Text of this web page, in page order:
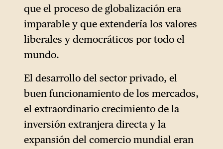
que el proceso de globalización era
imparable y que extendería los valores
liberales y democráticos por todo el
mundo.
El desarrollo del sector privado, el
buen funcionamiento de los mercados,
el extraordinario crecimiento de la
inversión extranjera directa y la
expansión del comercio mundial eran